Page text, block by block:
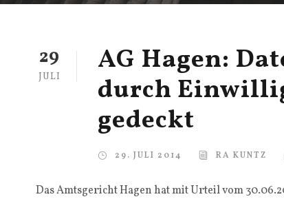
29
JULI
AG Hagen:
durch
gedeckt
29. JULI 2014 RA KUNTZ
Das Amtsgericht Hagen hat mit Urteil vom